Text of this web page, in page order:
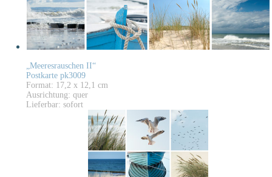
„Meeresrauschen II“
Postkarte pk3009
Format: 17,2 x 12,1 cm
Ausrichtung: quer
Lieferbar: sofort